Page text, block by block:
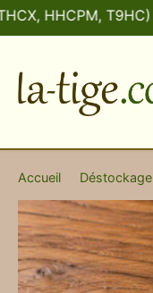
HHCPM, T9HC)
Accueil Déstockage